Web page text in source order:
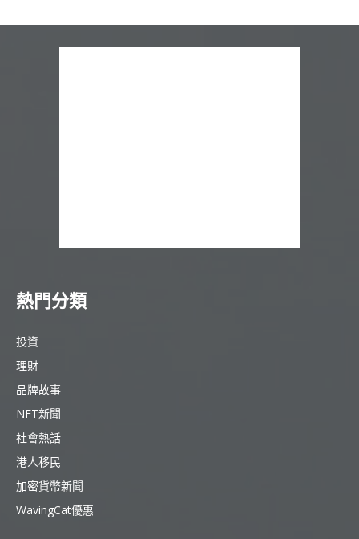
熱門分類
投資
理財
品牌故事
NFT新聞
社會熱話
港人移民
加密貨幣新聞
WavingCat優惠